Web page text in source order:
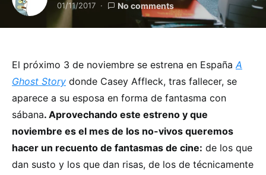
01/11/2017 No comments
El próximo 3 de noviembre se estrena en EspañaA
Ghost Story donde Casey Affleck, tras fallecer, se
aparece a su esposa en forma de fantasma con
sábana. Aprovechando este estreno y que
noviembre es el mes de los no-vivos queremos
hacer un recuento de fantasmas de cine: de los que
dan susto y los que dan risas, de los de técnicamente